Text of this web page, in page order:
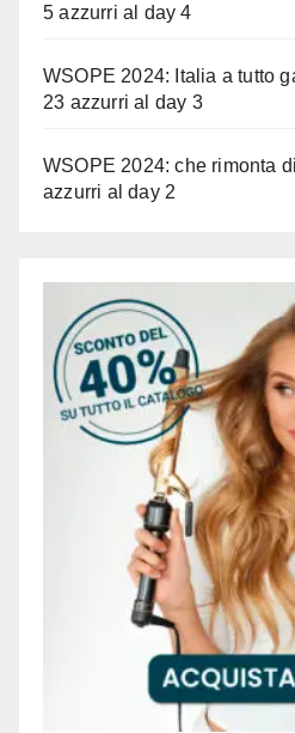
5 azzurri al day 4
WSOPE 2024: Italia a tutto
23 azzurri al day 3
WSOPE 2024: che rimonta
azzurri al day 2